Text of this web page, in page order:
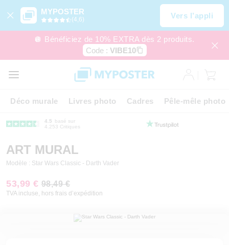
MYPOSTER
(4,6) Vers l’appli
🪩 Bénéficiez de 10% EXTRA dès 2 produits.
Code : VIBE10
Déco murale Livres photo Cadres Pêle-mêle photo
4.5
basé sur
4.253 Critiques
ART MURAL
Modèle : Star Wars Classic - Darth Vader
53,99 € 98,49 €
TVA incluse, hors frais d’expédition